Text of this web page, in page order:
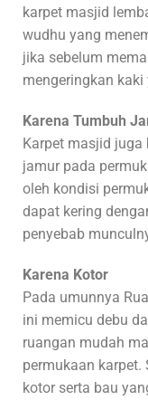
karpet masjid
wudhu yang
jika sebelum
mengeringkan
Karena Tumbuh
Karpet masjid
jamur pada
oleh kondisi
dapat kering
penyebab
Karena Kotor
Pada umunnya
ini memicu debu
ruangan mudah
permukaan
kotor serta bau